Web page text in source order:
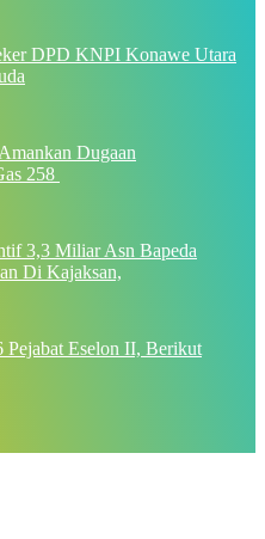
DPD KNPI Konawe Utara
Dugaan
258
3,3 Miliar Asn Bapeda
Di Kajaksan,
Eselon II, Berikut